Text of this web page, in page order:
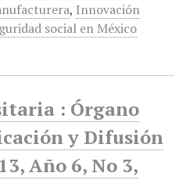
, Innovación
social en México
: Órgano
y Difusión
Año 6, No 3,